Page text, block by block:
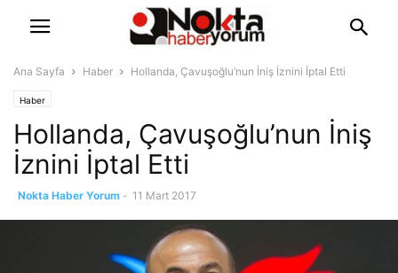
Ana Sayfa Haber Hollanda, Çavuşoğlu’nun İniş İznini İptal Etti
Haber
Hollanda, Çavuşoğlu’nun İniş
İznini İptal Etti
Nokta Haber Yorum - 11 Mart 2017